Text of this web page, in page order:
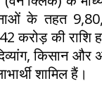
के तहत
करोड़ की राशि
किसान और
शामिल हैं।